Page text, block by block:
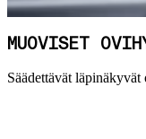
MUOVISET
Säädettävät